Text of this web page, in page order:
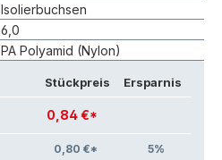
Isolierbuchsen
6,0
PA Polyamid (Nylon)
Stückpreis Ersparnis
0,84 €*
0,80 €* 5%